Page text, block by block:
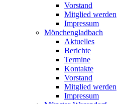
Vorstand
Mitglied werden
Impressum
Mönchengladbach
Aktuelles
Berichte
Termine
Kontakte
Vorstand
Mitglied werden
Impressum